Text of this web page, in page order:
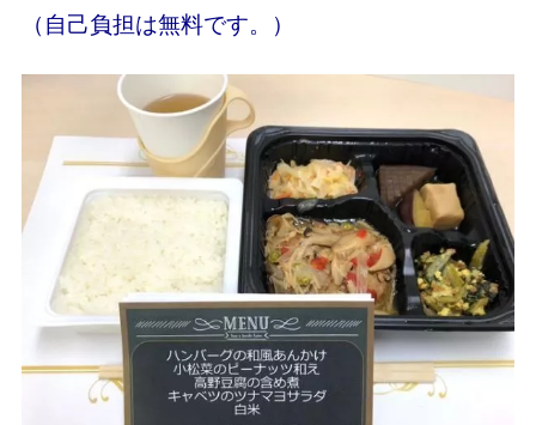
（自己負担は無料です。）